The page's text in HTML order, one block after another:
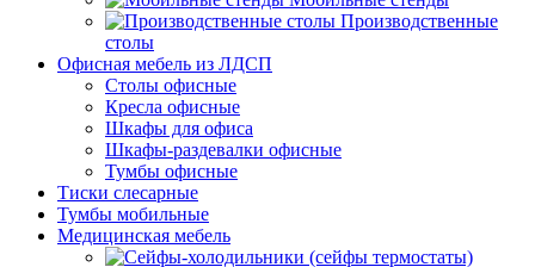
Производственные
столы
Офисная мебель из ЛДСП
Столы офисные
Кресла офисные
Шкафы для офиса
Шкафы-раздевалки офисные
Тумбы офисные
Тиски слесарные
Тумбы мобильные
Медицинская мебель